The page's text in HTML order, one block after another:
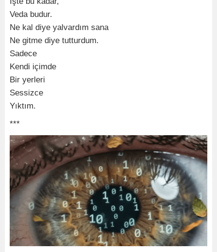
Veda budur.
Ne kal diye yalvardım sana
Ne gitme diye tutturdum.
Sadece
Kendi içimde
Bir yerleri
Sessizce
Yıktım.
***